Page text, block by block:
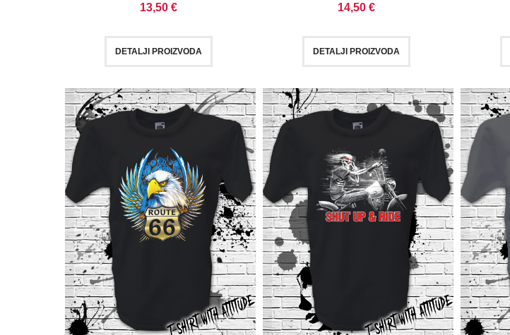
13,50 €
DETALJI PROIZVODA
14,50 €
DETALJI PROIZVODA